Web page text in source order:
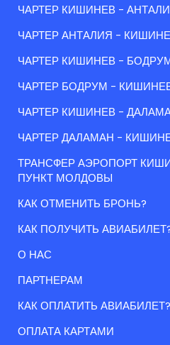
ЧАРТЕР КИШИНЕВ -
ЧАРТЕР АНТАЛИЯ -
ЧАРТЕР КИШИНЕВ -
ЧАРТЕР БОДРУМ -
ЧАРТЕР КИШИНЕВ -
ЧАРТЕР ДАЛАМАН -
ТРАНСФЕР АЭРОПОРТ
ПУНКТ МОЛДОВЫ
КАК ОТМЕНИТЬ БРОНЬ?
КАК ПОЛУЧИТЬ
О НАС
ПАРТНЕРАМ
КАК ОПЛАТИТЬ АВИАБИЛЕТ?
ОПЛАТА КАРТАМИ